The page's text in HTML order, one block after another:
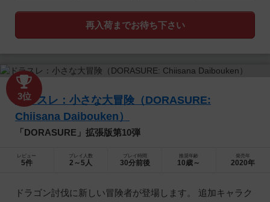
再入荷までお待ち下さい
3位
ドラスレ：小さな大冒険（DORASURE:
Chiisana Daibouken）
「DORASURE」拡張版第10弾
レビュー
5件
プレイ人数
2～5人
プレイ時間
30分前後
推奨年齢
10歳～
発売年
2020年
ドラゴン討伐に新しい冒険者が登場します。 追加キャラク